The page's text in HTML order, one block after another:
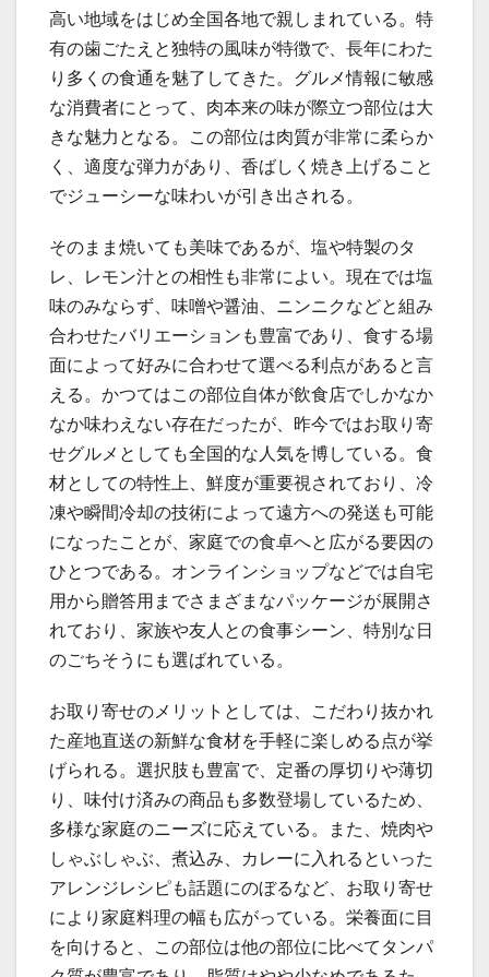
高い地域をはじめ全国各地で親しまれている。特
有の歯ごたえと独特の風味が特徴で、長年にわた
り多くの食通を魅了してきた。グルメ情報に敏感
な消費者にとって、肉本来の味が際立つ部位は大
きな魅力となる。この部位は肉質が非常に柔らか
く、適度な弾力があり、香ばしく焼き上げること
でジューシーな味わいが引き出される。
そのまま焼いても美味であるが、塩や特製のタ
レ、レモン汁との相性も非常によい。現在では塩
味のみならず、味噌や醤油、ニンニクなどと組み
合わせたバリエーションも豊富であり、食する場
面によって好みに合わせて選べる利点があると言
える。かつてはこの部位自体が飲食店でしかなか
なか味わえない存在だったが、昨今ではお取り寄
せグルメとしても全国的な人気を博している。食
材としての特性上、鮮度が重要視されており、冷
凍や瞬間冷却の技術によって遠方への発送も可能
になったことが、家庭での食卓へと広がる要因の
ひとつである。オンラインショップなどでは自宅
用から贈答用までさまざまなパッケージが展開さ
れており、家族や友人との食事シーン、特別な日
のごちそうにも選ばれている。
お取り寄せのメリットとしては、こだわり抜かれ
た産地直送の新鮮な食材を手軽に楽しめる点が挙
げられる。選択肢も豊富で、定番の厚切りや薄切
り、味付け済みの商品も多数登場しているため、
多様な家庭のニーズに応えている。また、焼肉や
しゃぶしゃぶ、煮込み、カレーに入れるといった
アレンジレシピも話題にのぼるなど、お取り寄せ
により家庭料理の幅も広がっている。栄養面に目
を向けると、この部位は他の部位に比べてタンパ